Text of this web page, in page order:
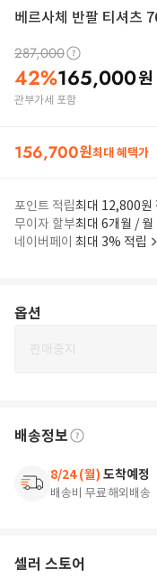
베르사체 반팔 티셔츠
287,000
42%165,000원
관부가세 포함
156,700원최대 혜택가
포인트 적립최대 12,800원
무이자 할부최대 6개월 /
네이버페이 최대 3% 적립
옵션
판매중지
배송정보
8/24 (월) 도착예정
배송비 무료해외배송
셀러 스토어